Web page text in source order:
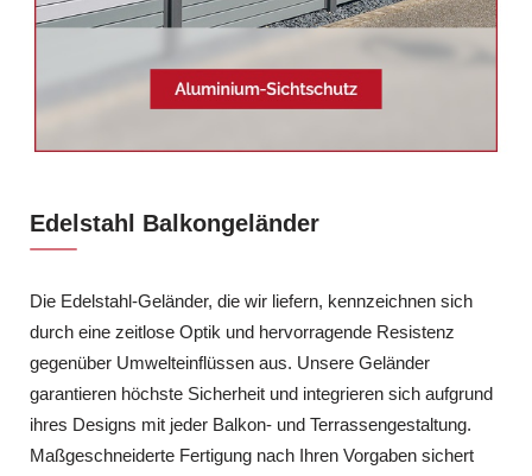
Edelstahl Balkongeländer
Die Edelstahl-Geländer, die wir liefern, kennzeichnen sich
durch eine zeitlose Optik und hervorragende Resistenz
gegenüber Umwelteinflüssen aus. Unsere Geländer
garantieren höchste Sicherheit und integrieren sich aufgrund
ihres Designs mit jeder Balkon- und Terrassengestaltung.
Maßgeschneiderte Fertigung nach Ihren Vorgaben sichert